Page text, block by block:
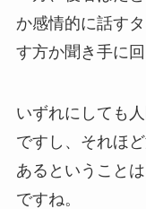
か感情的に話す
す方か聞き手に
いずれにしても
ですし、それほ
あるということ
ですね。